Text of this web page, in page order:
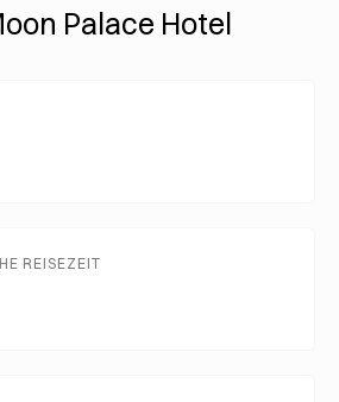
Palace Hotel
REISEZEIT